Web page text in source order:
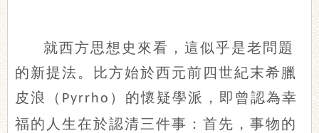
就西方思想史來看，這似乎是老問題
的新提法。比方始於西元前四世紀末希臘
皮浪（ Pyrrho ）的懷疑學派，即曾認為幸
福的人生在於認清三件事：首先，事物的